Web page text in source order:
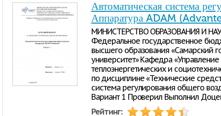
Автоматическая система
Аппаратура ADAM
МИНИСТЕРСТВО ОБРАЗОВАНИЯ И
Федеральное государственное
высшего образования «Самарский
университет» Кафедра
теплоэнергетических и
по дисциплине «Технические
система регулирования общего
Вариант 1 Проверил Выполнил
Рейтинг: